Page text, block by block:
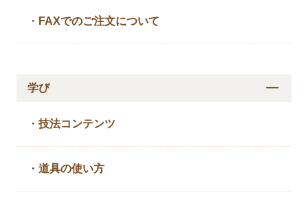
・ FAXでのご注文について
学び
・技法コンテンツ
・道具の使い方